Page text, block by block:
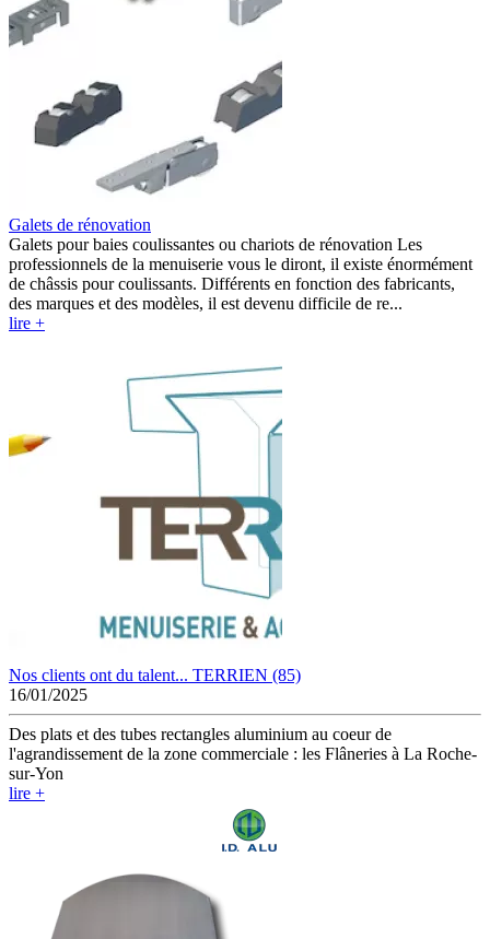
Galets de rénovation
Galets pour baies coulissantes ou chariots de rénovation Les
professionnels de la menuiserie vous le diront, il existe énormément
de châssis pour coulissants. Différents en fonction des fabricants,
des marques et des modèles, il est devenu difficile de re...
lire +
Nos clients ont du talent... TERRIEN (85)
16/01/2025
Des plats et des tubes rectangles aluminium au coeur de
l'agrandissement de la zone commerciale : les Flâneries à La Roche-
sur-Yon
lire +